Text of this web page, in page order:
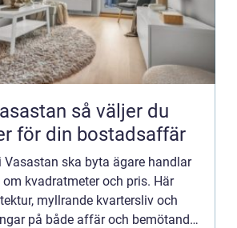
så väljer du
för din bostadsaffär
Vasastan ska byta ägare handlar
kvadratmeter och pris. Här
myllrande kvartersliv och
på både affär och bemötande.